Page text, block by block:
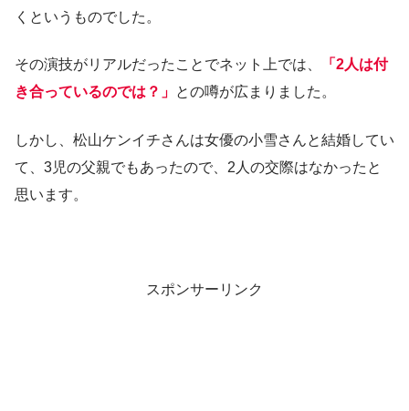
くというものでした。
その演技がリアルだったことでネット上では、
「2人は付
き合っているのでは？」 との噂が広まりました。
しかし、松山ケンイチさんは女優の小雪さんと結婚してい
て、3児の父親でもあったので、2人の交際はなかったと
思います。
スポンサーリンク